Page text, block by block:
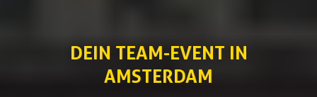
DEIN TEAM-EVENT IN
AMSTERDAM